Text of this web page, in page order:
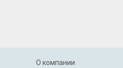
О компании